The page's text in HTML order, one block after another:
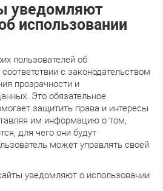
уведомляют
использовании
пользователей об
с законодательством
прозрачности и
Это обязательное
защитить права и интересы
им информацию о том,
для чего они будут
может управлять своей
уведомляют о использовании